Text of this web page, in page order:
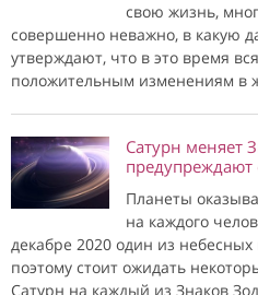
свою жизнь,
совершенно неважно, в какую
утверждают, что в это время
положительным изменениям в
Сатурн меняет
Планеты
на каждого
декабре 2020 один из небесных
поэтому стоит ожидать
Сатурн на каждый из Знаков